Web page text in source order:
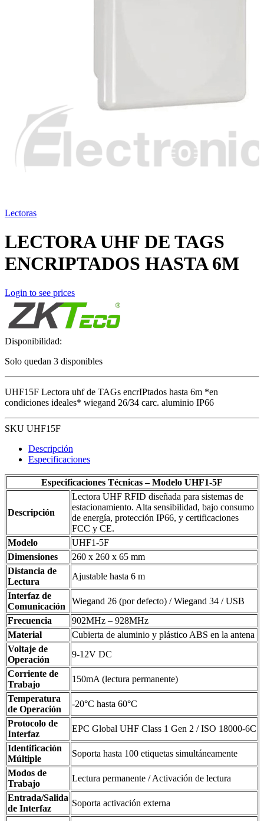
Lectoras
LECTORA UHF DE TAGS
ENCRIPTADOS HASTA 6M
Login to see prices
Disponibilidad:
Solo quedan 3 disponibles
UHF15F Lectora uhf de TAGs encrIPtados hasta 6m *en
condiciones ideales* wiegand 26/34 carc. aluminio IP66
SKU UHF15F
Descripción
Especificaciones
Especificaciones Técnicas – Modelo UHF1-5F
Descripción
Lectora UHF RFID diseñada para sistemas de
estacionamiento. Alta sensibilidad, bajo consumo
de energía, protección IP66, y certificaciones
FCC y CE.
Modelo
UHF1-5F
Dimensiones
260 x 260 x 65 mm
Distancia de
Lectura
Ajustable hasta 6 m
Interfaz de
Comunicación
Wiegand 26 (por defecto) / Wiegand 34 / USB
Frecuencia
902MHz – 928MHz
Material
Cubierta de aluminio y plástico ABS en la antena
Voltaje de
Operación
9-12V DC
Corriente de
Trabajo
150mA (lectura permanente)
Temperatura
de Operación
-20°C hasta 60°C
Protocolo de
Interfaz
EPC Global UHF Class 1 Gen 2 / ISO 18000-6C
Identificación
Múltiple
Soporta hasta 100 etiquetas simultáneamente
Modos de
Trabajo
Lectura permanente / Activación de lectura
Entrada/Salida
de Interfaz
Soporta activación externa